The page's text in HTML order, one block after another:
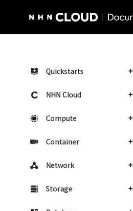
Quickstarts
NHN Cloud
Compute
Container
Network
Storage